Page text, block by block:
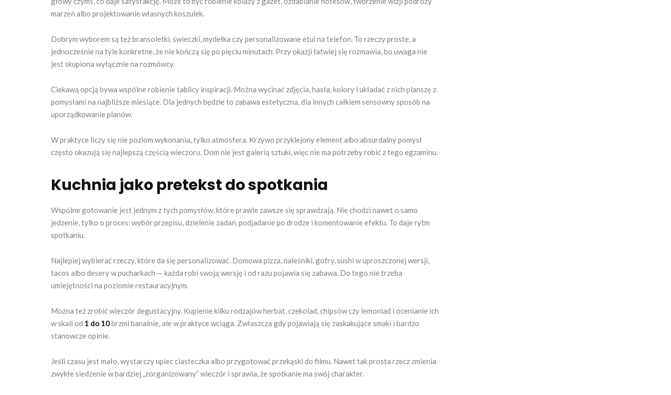
marzeń albo projektowanie własnych koszulek.
Dobrym wyborem są też bransoletki, świeczki, mydełka czy personalizowane etui na telefon. To rzeczy proste, a
jednocześnie na tyle konkretne, że nie kończą się po pięciu minutach. Przy okazji łatwiej się rozmawia, bo uwaga nie
jest skupiona wyłącznie na rozmówcy.
Ciekawą opcją bywa wspólne robienie tablicy inspiracji. Można wycinać zdjęcia, hasła, kolory i układać z nich planszę z
pomysłami na najbliższe miesiące. Dla jednych będzie to zabawa estetyczna, dla innych całkiem sensowny sposób na
uporządkowanie planów.
W praktyce liczy się nie poziom wykonania, tylko atmosfera. Krzywo przyklejony element albo absurdalny pomysł
często okazują się najlepszą częścią wieczoru. Dom nie jest galerią sztuki, więc nie ma potrzeby robić z tego egzaminu.
Kuchnia jako pretekst do spotkania
Wspólne gotowanie jest jednym z tych pomysłów, które prawie zawsze się sprawdzają. Nie chodzi nawet o samo
jedzenie, tylko o proces: wybór przepisu, dzielenie zadań, podjadanie po drodze i komentowanie efektu. To daje rytm
spotkaniu.
Najlepiej wybierać rzeczy, które da się personalizować. Domowa pizza, naleśniki, gofry, sushi w uproszczonej wersji,
tacos albo desery w pucharkach — każda robi swoją wersję i od razu pojawia się zabawa. Do tego nie trzeba
umiejętności na poziomie restauracyjnym.
Można też zrobić wieczór degustacyjny. Kupienie kilku rodzajów herbat, czekolad, chipsów czy lemoniad i ocenianie ich
w skali od 1 do 10brzmi banalnie, ale w praktyce wciąga. Zwłaszcza gdy pojawiają się zaskakujące smaki i bardzo
stanowcze opinie.
Jeśli czasu jest mało, wystarczy upiec ciasteczka albo przygotować przekąski do filmu. Nawet tak prosta rzecz zmienia
zwykłe siedzenie w bardziej „zorganizowany” wieczór i sprawia, że spotkanie ma swój charakter.